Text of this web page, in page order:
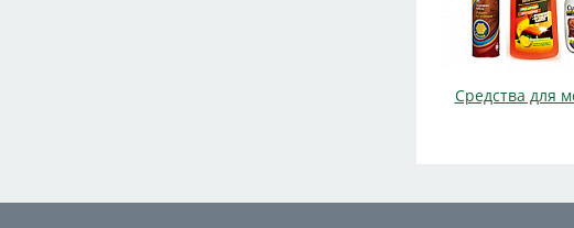
Средства для